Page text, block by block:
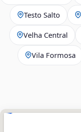
Testo Salto
Velha Central
Vila Formosa